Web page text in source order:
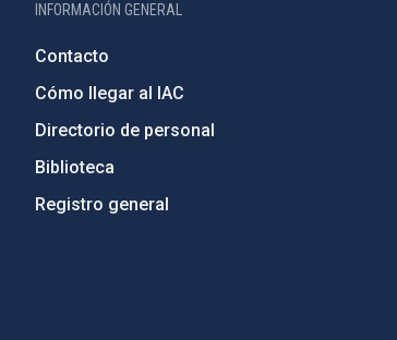
INFORMACIÓN GENERAL
Contacto
Cómo llegar al IAC
Directorio de personal
Biblioteca
Registro general